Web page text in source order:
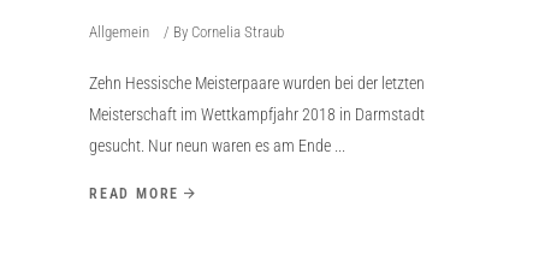
Allgemein By Cornelia Straub
Zehn Hessische Meisterpaare wurden bei der letzten
Meisterschaft im Wettkampfjahr 2018 in Darmstadt
gesucht. Nur neun waren es am Ende
READ MORE